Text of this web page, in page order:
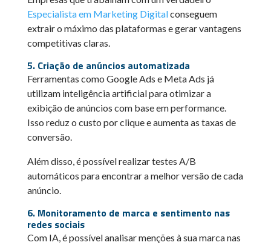
Especialista em Marketing Digitalconseguem
extrair o máximo das plataformas e gerar vantagens
competitivas claras.
5. Criação de anúncios automatizada
Ferramentas como Google Ads e Meta Ads já
utilizam inteligência artificial para otimizar a
exibição de anúncios com base em performance.
Isso reduz o custo por clique e aumenta as taxas de
conversão.
Além disso, é possível realizar testes A/B
automáticos para encontrar a melhor versão de cada
anúncio.
6. Monitoramento de marca e sentimento nas
redes sociais
Com IA, é possível analisar menções à sua marca nas